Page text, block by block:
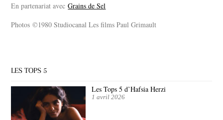
En partenariat avecGrains de Sel
Photos ©1980 Studiocanal Les films Paul Grimault
LES TOPS 5
Les Tops 5 d’Hafsia Herzi
1 avril 2026